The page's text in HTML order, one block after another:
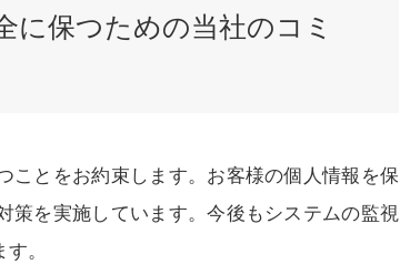
に保つための当社のコミ
ことをお約束します。お客様の個人情報を保
策を実施しています。今後もシステムの監視
。